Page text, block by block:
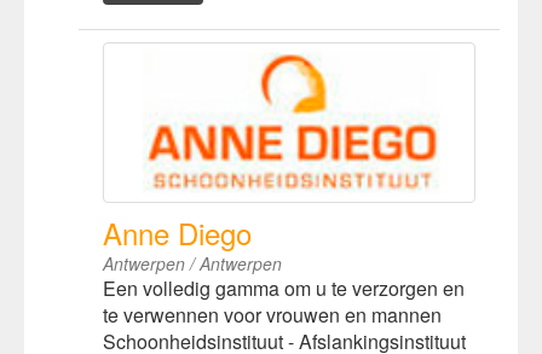
Anne Diego
Antwerpen / Antwerpen
Een volledig gamma om u te verzorgen en
te verwennen voor vrouwen en mannen
Schoonheidsinstituut - Afslankingsinstituut